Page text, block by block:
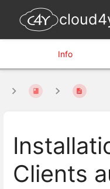
Info
Clients